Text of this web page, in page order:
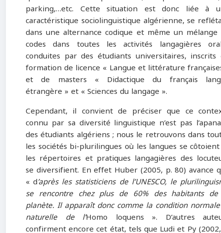
parking,…etc. Cette situation est donc liée à
caractéristique sociolinguistique algérienne, se
dans une alternance codique et même un mélange
codes dans toutes les activités langagières
conduites par des étudiants universitaires, inscrits
formation de licence « Langue et littérature
et de masters « Didactique du français
étrangère » et « Sciences du langage ».
Cependant, il convient de préciser que ce
connu par sa diversité linguistique n’est pas
des étudiants algériens ; nous le retrouvons dans
les sociétés bi-plurilingues où les langues se
les répertoires et pratiques langagières des
se diversifient. En effet Huber (2005, p. 80) avance
« d’après les statisticiens de l’UNESCO, le
se rencontre chez plus de 60% des habitants
planète. Il apparaît donc comme la condition
naturelle de l’Homo loquens ». D’autres
confirment encore cet état, tels que Ludi et Py